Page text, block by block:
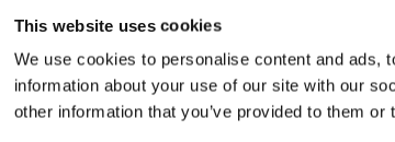
This website uses cookies
We use cookies to personalise content and ads,
information about your use of our site with our
other information that you’ve provided to them
Der Transport von Haustieren im Flugzeug kann
Sie Ihre Hausaufgaben machen und sich für eine